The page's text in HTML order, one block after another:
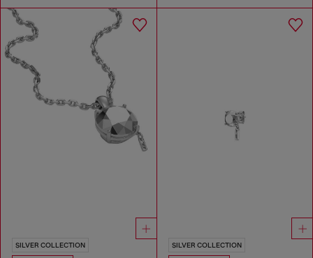
SILVER COLLECTION SILVER COLLECTION